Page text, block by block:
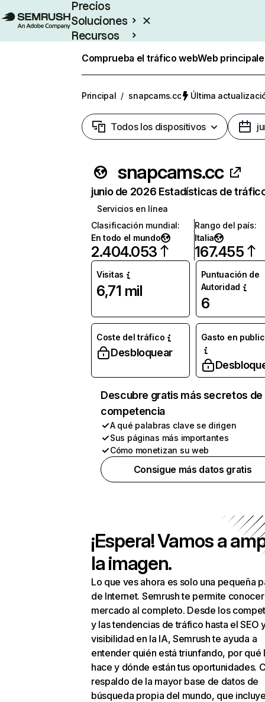
Precios
Soluciones
Recursos
Comprueba el tráfico webWeb
Principal / snapcams.cc Última
Todos los dispositivos
snapcams.cc
junio de 2026 Estadísticas de
Servicios en línea
Clasificación mundial:
En todo el mundo
2.404.053
Rango del país:
Italia
167.455
Visitas
6,71 mil
Puntuación de
Autoridad
6
Coste del tráfico
Desbloquear
Gasto en
Descubre gratis más secretos de
competencia
A qué palabras clave se dirigen
Sus páginas más importantes
Cómo monetizan su web
Consigue más datos gratis
¡Espera! Vamos a
la imagen.
Lo que ves ahora es solo una pequeña
de Internet. Semrush te permite
mercado al completo. Desde los
y las tendencias de tráfico hasta el SEO
visibilidad en la IA, Semrush te ayuda a
entender quién está triunfando, por qué
hace y dónde están tus oportunidades.
respaldo de la mayor base de datos de
búsqueda propia del mundo, que